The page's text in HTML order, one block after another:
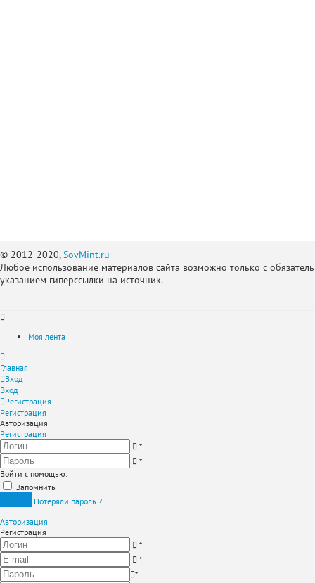
© 2012-2020,SovMint.ru
Любое использование материалов сайта возможно только с
указанием гиперссылки на источник.
Моя лента
Главная
Вход
Вход
Регистрация
Регистрация
Авторизация
Регистрация
*
*
Войти с помощью:
Запомнить
Потеряли пароль ?
Авторизация
Регистрация
*
*
*